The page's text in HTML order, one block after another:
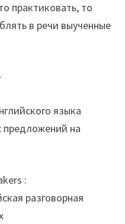
практиковать, то
в речи выученные
языка
предложений на
:
разговорная